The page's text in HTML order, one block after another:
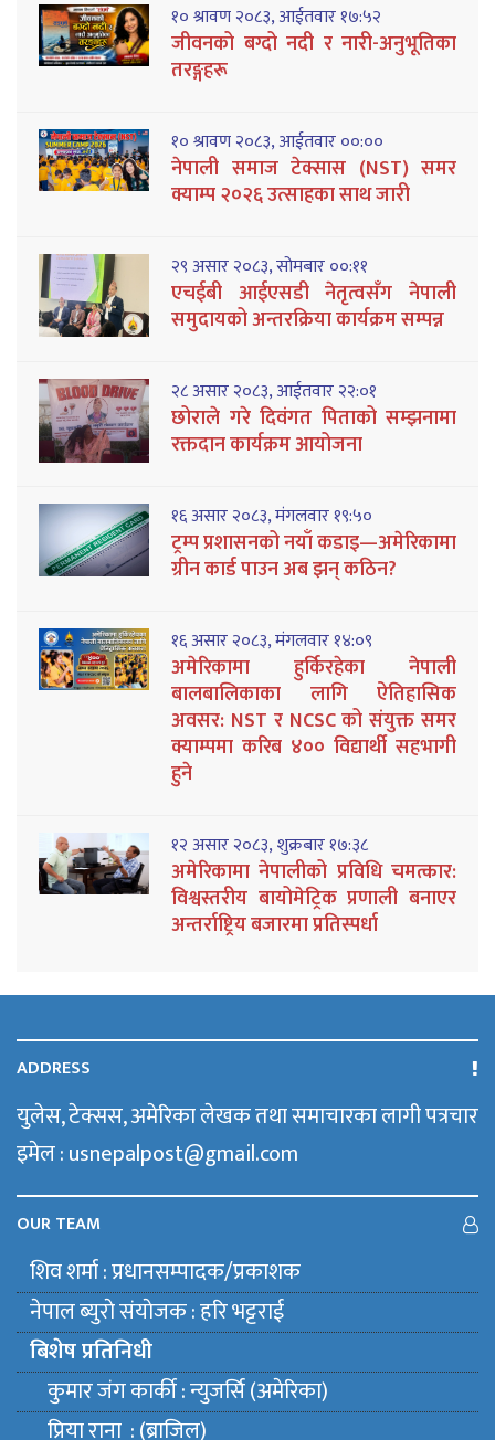
१० श्रावण २०८३, आईतवार १७:५२
जीवनको बग्दो नदी र नारी-अनुभूतिका
तरङ्गहरू
१० श्रावण २०८३, आईतवार ००:००
नेपाली समाज टेक्सास (NST) समर
क्याम्प २०२६ उत्साहका साथ जारी
२९ असार २०८३, सोमबार ००:११
एचईबी आईएसडी नेतृत्वसँग नेपाली
समुदायको अन्तरक्रिया कार्यक्रम सम्पन्न
२८ असार २०८३, आईतवार २२:०१
छोराले गरे दिवंगत पिताको सम्झनामा
रक्तदान कार्यक्रम आयोजना
१६ असार २०८३, मंगलवार १९:५०
ट्रम्प प्रशासनको नयाँ कडाइ—अमेरिकामा
ग्रीन कार्ड पाउन अब झन् कठिन?
१६ असार २०८३, मंगलवार १४:०९
अमेरिकामा हुर्किरहेका नेपाली
बालबालिकाका लागि ऐतिहासिक
अवसर: NST र NCSC को संयुक्त समर
क्याम्पमा करिब ४०० विद्यार्थी सहभागी
हुने
१२ असार २०८३, शुक्रबार १७:३८
अमेरिकामा नेपालीको प्रविधि चमत्कार:
विश्वस्तरीय बायोमेट्रिक प्रणाली बनाएर
अन्तर्राष्ट्रिय बजारमा प्रतिस्पर्धा
ADDRESS
युलेस, टेक्सस, अमेरिका लेखक तथा समाचारका लागी पत्रचार
इमेल : usnepalpost@gmail.com
OUR TEAM
शिव शर्मा : प्रधानसम्पादक/प्रकाशक
नेपाल ब्युराे संयाेजक : हरि भट्टराई
बिशेष प्रतिनिधी
कुमार जंग कार्की : न्युजर्सि (अमेरिका)
प्रिया राना : (ब्राजिल)